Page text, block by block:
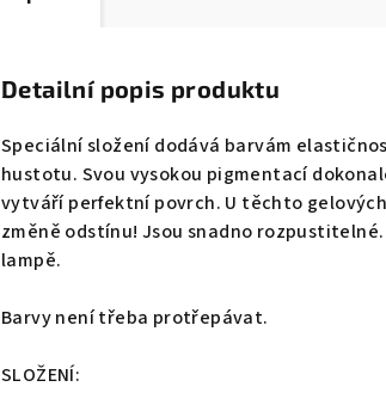
Detailní popis produktu
Speciální složení dodává barvám
hustotu. Svou vysokou pigmentací
vytváří perfektní povrch. U těchto
změně odstínu! Jsou snadno
lampě.
Barvy není třeba protřepávat.
SLOŽENÍ: